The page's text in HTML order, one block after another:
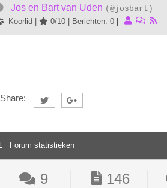
Jos en Bart van Uden (@josbart)
Koorlid |
0/10 | Berichten: 0
Share:
Forum statistieken
9 146